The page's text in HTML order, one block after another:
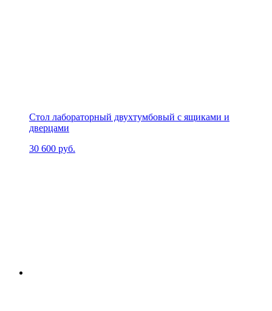
Стол лабораторный двухтумбовый с ящиками и
дверцами
30 600 руб.